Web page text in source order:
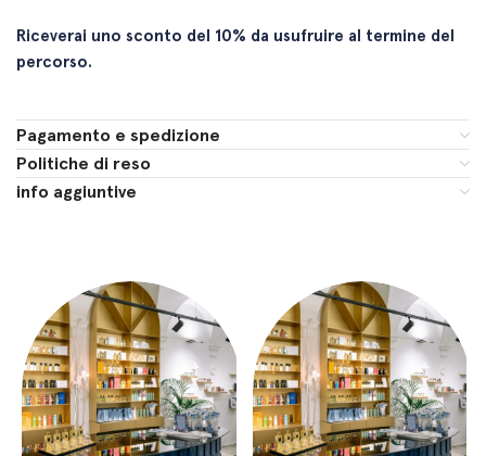
Riceverai uno sconto del 10% da usufruire al termine del
percorso.
Pagamento e spedizione
Politiche di reso
info aggiuntive